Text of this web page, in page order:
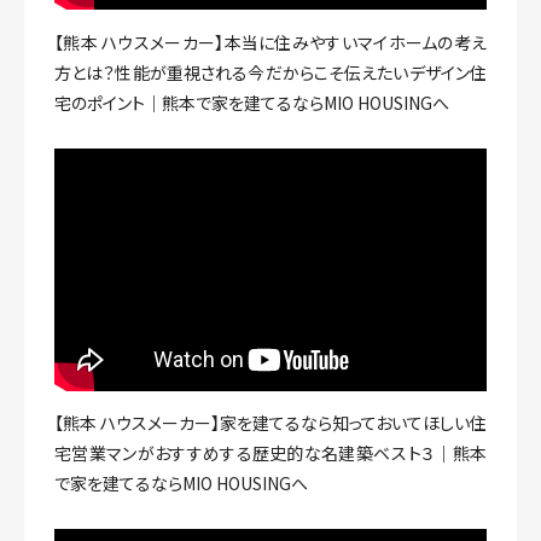
【熊本 ハウスメーカー】本当に住みやすいマイホームの考え
方とは？性能が重視される今だからこそ伝えたいデザイン住
宅のポイント｜熊本で家を建てるならMIO HOUSINGへ
【熊本 ハウスメーカー】家を建てるなら知っておいてほしい住
宅営業マンがおすすめする歴史的な名建築ベスト３｜熊本
で家を建てるならMIO HOUSINGへ